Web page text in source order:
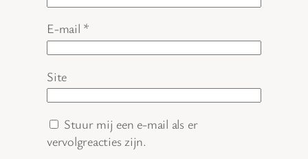
E-mail *
Site
Stuur mij een e-mail als er
vervolgreacties zijn.